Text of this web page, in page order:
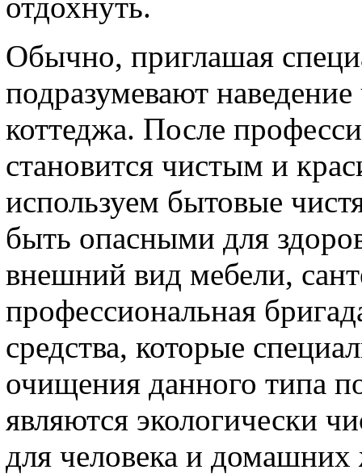
Обычно, приглашая
подразумевают
коттеджа. После
становится чистым и
используем бытовые
быть опасными для
внешний вид мебели,
профессиональная
средства, которые
очищения данного типа
являются экологически
для человека и